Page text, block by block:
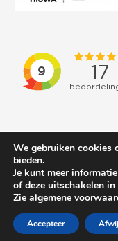
© 2026 Schepenkring
We gebruiken cookies
bieden.
Je kunt meer
of deze uitschakelen in
Zie algemene
Accepteer